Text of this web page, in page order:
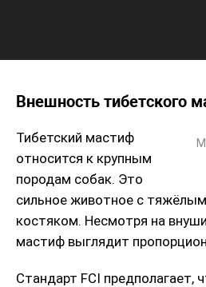
Внешность тибетского
Тибетский мастиф
относится к крупным
породам собак. Это
сильное животное с
костяком. Несмотря на
мастиф выглядит
Стандарт FCI предполагает,